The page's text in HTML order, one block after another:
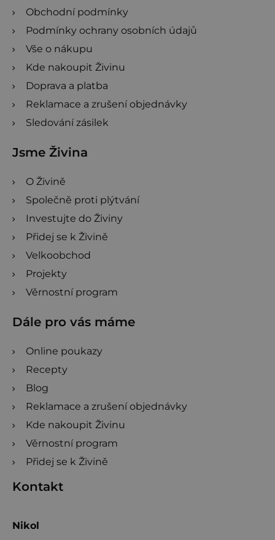
Obchodní podmínky
Podmínky ochrany osobních údajů
Vše o nákupu
Kde nakoupit Živinu
Doprava a platba
Reklamace a zrušení objednávky
Sledování zásilek
Jsme Živina
O Živině
Společně proti plýtvání
Investujte do Živiny
Přidej se k Živině
Velkoobchod
Projekty
Věrnostní program
Dále pro vás máme
Online poukazy
Recepty
Blog
Reklamace a zrušení objednávky
Kde nakoupit Živinu
Věrnostní program
Přidej se k Živině
Kontakt
Nikol